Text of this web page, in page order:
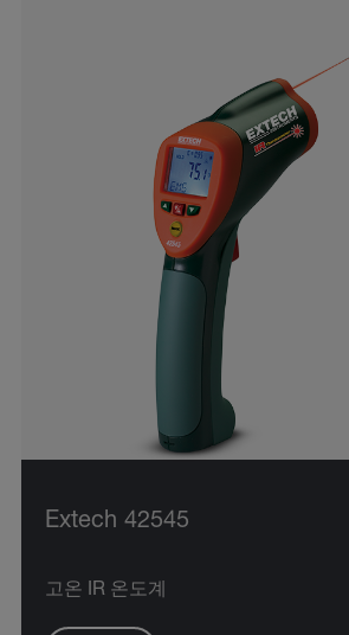
Extech 42545
고온 IR 온도계